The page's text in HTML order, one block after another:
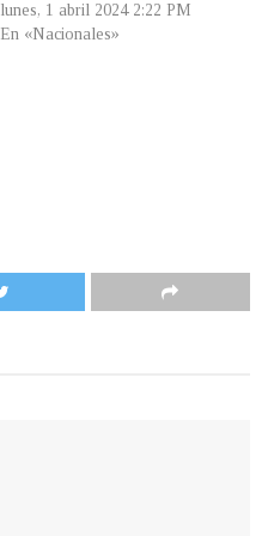
lunes, 1 abril 2024 2:22 PM
En «Nacionales»